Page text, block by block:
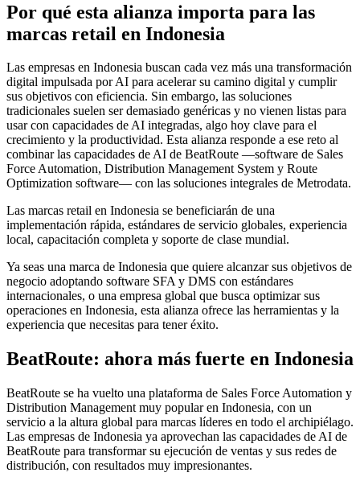
Por qué esta alianza importa para las
marcas retail en Indonesia
Las empresas en Indonesia buscan cada vez más una transformación
digital impulsada por AI para acelerar su camino digital y cumplir
sus objetivos con eficiencia. Sin embargo, las soluciones
tradicionales suelen ser demasiado genéricas y no vienen listas para
usar con capacidades de AI integradas, algo hoy clave para el
crecimiento y la productividad. Esta alianza responde a ese reto al
combinar las capacidades de AI de BeatRoute —software de Sales
Force Automation, Distribution Management System y Route
Optimization software— con las soluciones integrales de Metrodata.
Las marcas retail en Indonesia se beneficiarán de una
implementación rápida, estándares de servicio globales, experiencia
local, capacitación completa y soporte de clase mundial.
Ya seas una marca de Indonesia que quiere alcanzar sus objetivos de
negocio adoptando software SFA y DMS con estándares
internacionales, o una empresa global que busca optimizar sus
operaciones en Indonesia, esta alianza ofrece las herramientas y la
experiencia que necesitas para tener éxito.
BeatRoute: ahora más fuerte en Indonesia
BeatRoute se ha vuelto una plataforma de Sales Force Automation y
Distribution Management muy popular en Indonesia, con un
servicio a la altura global para marcas líderes en todo el archipiélago.
Las empresas de Indonesia ya aprovechan las capacidades de AI de
BeatRoute para transformar su ejecución de ventas y sus redes de
distribución, con resultados muy impresionantes.